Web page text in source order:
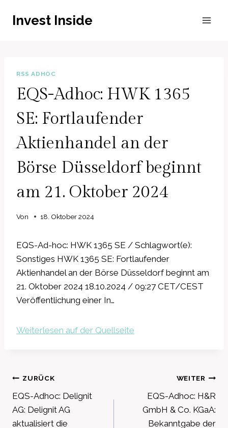
InhaltInvest Inside
RSS ADHOC
EQS-Adhoc: HWK 1365
SE: Fortlaufender
Aktienhandel an der
Börse Düsseldorf beginnt
am 21. Oktober 2024
Von 18. Oktober 2024
EQS-Ad-hoc: HWK 1365 SE / Schlagwort(e):
Sonstiges HWK 1365 SE: Fortlaufender
Aktienhandel an der Börse Düsseldorf beginnt am
21. Oktober 2024 18.10.2024 / 09:27 CET/CEST
Veröffentlichung einer In…
Weiterlesen auf der Quellseite
Beitragsnavigation
ZURÜCK
EQS-Adhoc: Delignit
AG: Delignit AG
aktualisiert die
WEITER
EQS-Adhoc: H&R
GmbH & Co. KGaA:
Bekanntgabe der